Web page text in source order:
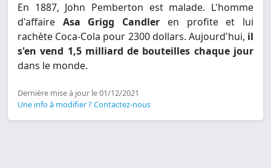
En 1887, John Pemberton est malade. L'homme
d'affaire Asa Grigg Candler en profite et lui
rachète Coca-Cola pour 2300 dollars. Aujourd'hui, il
s'en vend 1,5 milliard de bouteilles chaque jour
dans le monde.
Dernière mise à jour le 01/12/2021
Une info à modifier ? Contactez-nous